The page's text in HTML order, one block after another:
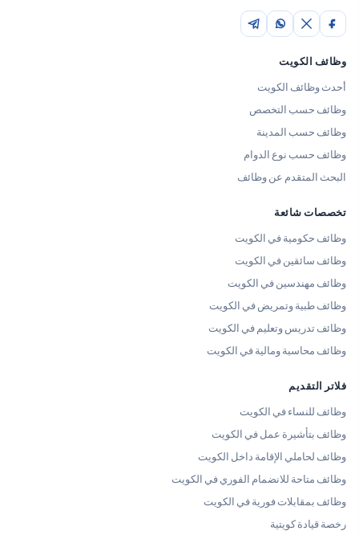
وظائف الكويت
أحدث وظائف الكويت
وظائف حسب التخصص
وظائف حسب المدينة
وظائف حسب نوع الدوام
البحث المتقدم عن وظائف
تخصصات شائعة
وظائف حكومية في الكويت
وظائف سائقين في الكويت
وظائف مهندسين في الكويت
وظائف طبية وتمريض في الكويت
وظائف تدريس وتعليم في الكويت
وظائف محاسبة ومالية في الكويت
فلاتر التقديم
وظائف للنساء في الكويت
وظائف بتأشيرة عمل في الكويت
وظائف لحاملي الإقامة داخل الكويت
وظائف متاحة للانضمام الفوري في الكويت
وظائف بمقابلات فورية في الكويت
رخصة قيادة كويتية